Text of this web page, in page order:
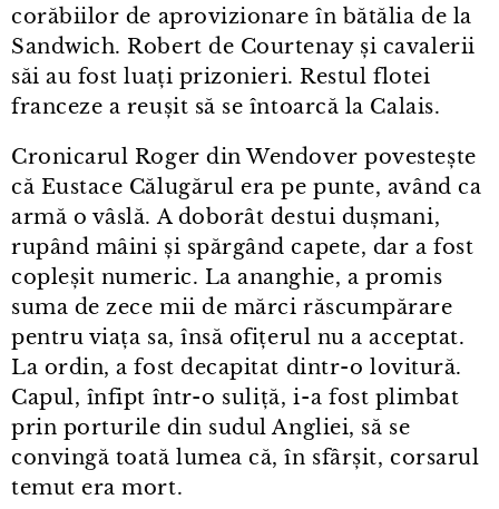
corăbiilor de aprovizionare în bătălia de la
Sandwich. Robert de Courtenay și cavalerii
săi au fost luați prizonieri. Restul flotei
franceze a reușit să se întoarcă la Calais.
Cronicarul Roger din Wendover povestește
că Eustace Călugărul era pe punte, având ca
armă o vâslă. A doborât destui dușmani,
rupând mâini și spărgând capete, dar a fost
copleșit numeric. La ananghie, a promis
suma de zece mii de mărci răscumpărare
pentru viața sa, însă ofițerul nu a acceptat.
La ordin, a fost decapitat dintr⁠-⁠o lovitură.
Capul, înfipt într⁠-⁠o suliță, i⁠-⁠a fost plimbat
prin porturile din sudul Angliei, să se
convingă toată lumea că, în sfârșit, corsarul
temut era mort.